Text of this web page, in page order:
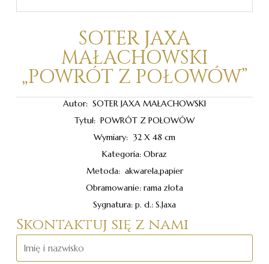
SOTER JAXA
MAŁACHOWSKI
„POWRÓT Z POŁOWÓW”
Autor: SOTER JAXA MAŁACHOWSKI
Tytuł: POWRÓT Z POŁOWÓW
Wymiary: 32 X 48 cm
Kategoria: Obraz
Metoda: akwarela,papier
Obramowanie: rama złota
Sygnatura: p. d.: S.Jaxa
Skontaktuj się z nami
i